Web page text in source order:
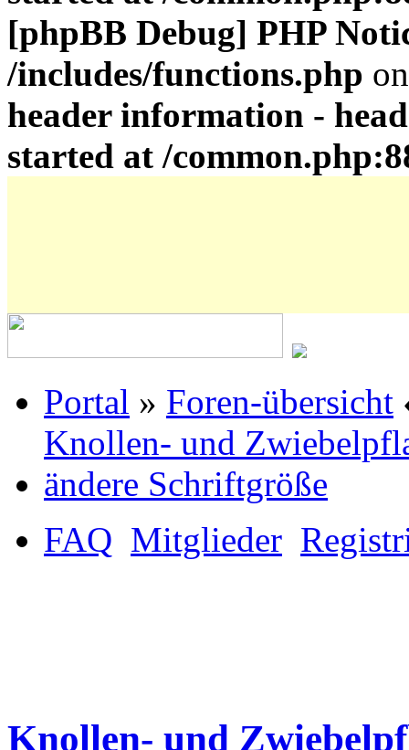
[phpBB Debug] PHP
/includes/functions.php
header information -
started at /
Portal » Foren-übersicht
Knollen- und
ändere Schriftgröße
FAQ Mitglieder
Knollen- und